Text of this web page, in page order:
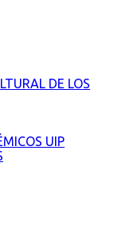
DE LOS
UIP